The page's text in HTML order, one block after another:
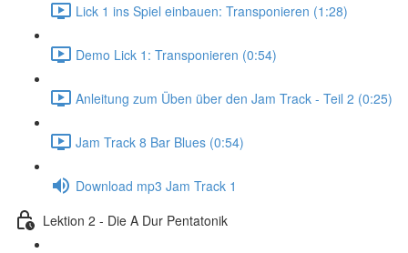
Lick 1 ins Spiel einbauen: Transponieren (1:28)
Demo Lick 1: Transponieren (0:54)
Anleitung zum Üben über den Jam Track - Teil 2 (0:25)
Jam Track 8 Bar Blues (0:54)
Download mp3 Jam Track 1
Lektion 2 - Die A Dur Pentatonik